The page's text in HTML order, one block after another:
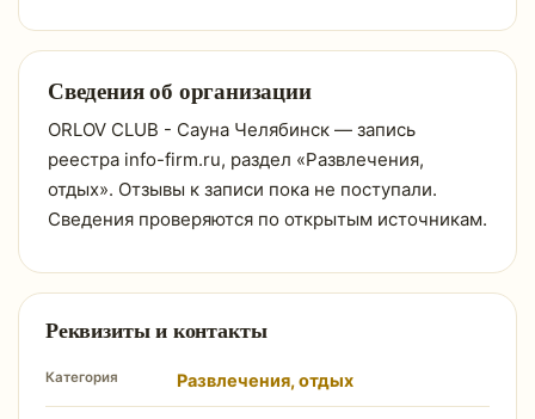
Сведения об организации
ORLOV CLUB - Сауна Челябинск — запись
реестра info-firm.ru, раздел «Развлечения,
отдых». Отзывы к записи пока не поступали.
Сведения проверяются по открытым источникам.
Реквизиты и контакты
Категория Развлечения, отдых